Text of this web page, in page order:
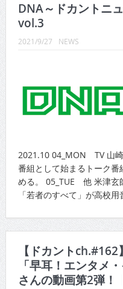
CINEMA×STYLE 290号
CINEMA×STYLE 289号
CINEMA×STYLE 286号
DNA～ドカントニ
vol.3
2021/9/27 NEWS
2021.10 04_MON TV 山
番組として始まるトーク
める。 05_TUE 他 米津玄
「若者のすべて」が高校
【ドカント
「早耳！エンタメ
さんの動画第2弾！